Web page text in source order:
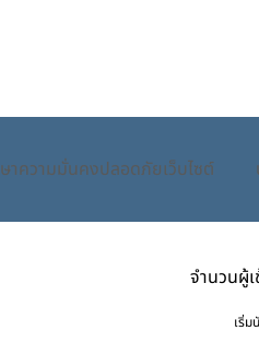
าความมั่นคงปลอดภัยเว็บไซต์
จำนวนผู้
เริ่